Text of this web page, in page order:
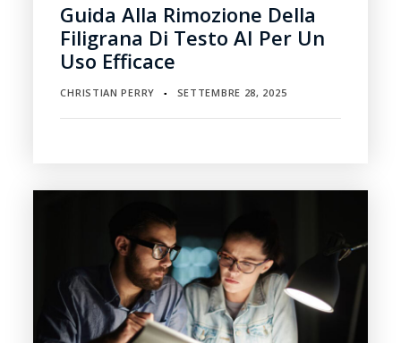
Guida Alla Rimozione Della
Filigrana Di Testo AI Per Un
Uso Efficace
CHRISTIAN PERRY ▪ SETTEMBRE 28, 2025